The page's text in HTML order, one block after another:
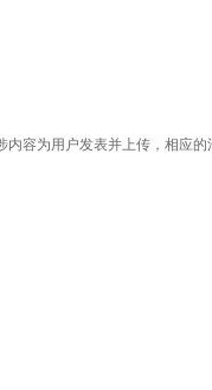
内容为用户发表并上传，相应